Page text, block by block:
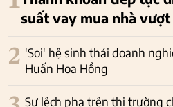
suất vay mua nhà vượt
2 'Soi' hệ sinh thái doanh
Huấn Hoa Hồng
Sự lệch pha trên thị trường